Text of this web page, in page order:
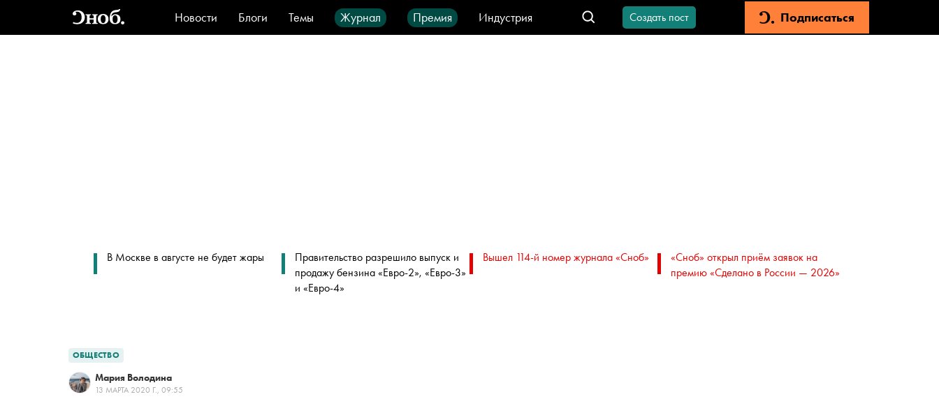
Новости Блоги Темы Журнал Премия
Индустрия
Стиль
Видео Город IT-продукты
Создать пост Подписаться
В Москве в августе не будет жары
Правительство разрешило выпуск и
продажу бензина «Евро-2», «Евро-3»
и «Евро-4»
Вышел 114-й номер журнала «Сноб»
«Сноб» открыл приём заявок на
премию «Сделано в России — 2026»
ОБЩЕСТВО
Мария Володина
13 МАРТА 2020 Г., 09:55